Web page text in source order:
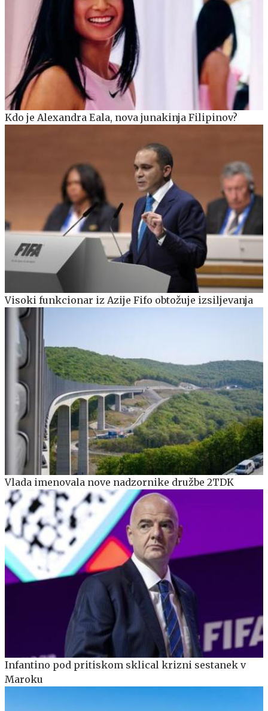
Kdo je Alexandra Eala, nova junakinja Filipinov?
Visoki funkcionar iz Azije Fifo obtožuje izsiljevanja
Vlada imenovala nove nadzornike družbe 2TDK
Infantino pod pritiskom sklical krizni sestanek v
Maroku